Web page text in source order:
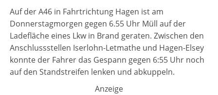
Auf der A46 in Fahrtrichtung Hagen ist am
Donnerstagmorgen gegen 6.55 Uhr Müll auf der
Ladefläche eines Lkw in Brand geraten. Zwischen den
Anschlussstellen Iserlohn-Letmathe und Hagen-Elsey
konnte der Fahrer das Gespann gegen 6:55 Uhr noch
auf den Standstreifen lenken und abkuppeln.
Anzeige